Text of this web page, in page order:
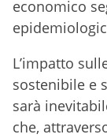
economico
L’impatto
sostenibile e
sarà
che,